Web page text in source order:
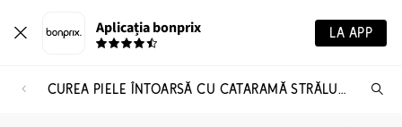
Aplicația bonprix LA APP
CUREA PIELE ÎNTOARSĂ CU CATARAMĂ STRĂLUCITOARE